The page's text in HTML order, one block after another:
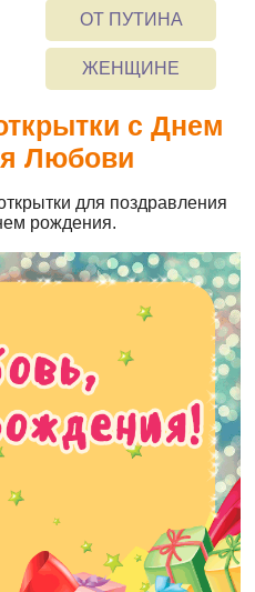
ОТ ПУТИНА
ЖЕНЩИНЕ
с Днем
Любови
для поздравления
рождения.